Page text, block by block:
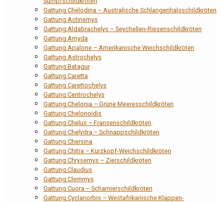
Gattung Chelodina – Australische Schlangenhalsschildkröten
Gattung Actinemys
Gattung Aldabrachelys – Seychellen-Riesenschildkröten
Gattung Amyda
Gattung Apalone – Amerikanische Weichschildkröten
Gattung Astrochelys
Gattung Batagur
Gattung Caretta
Gattung Carettochelys
Gattung Centrochelys
Gattung Chelonia – Grüne Meeresschildkröten
Gattung Chelonoidis
Gattung Chelus – Fransenschildkröten
Gattung Chelydra – Schnappschildkröten
Gattung Chersina
Gattung Chitra – Kurzkopf-Weichschildkröten
Gattung Chrysemys – Zierschildkröten
Gattung Claudius
Gattung Clemmys
Gattung Cuora – Scharnierschildkröten
Gattung Cyclanorbis – Westafrikanische Klappen-